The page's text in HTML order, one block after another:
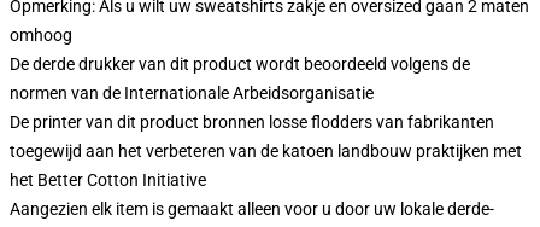
Opmerking: Als u wilt uw sweatshirts zakje en oversized gaan 2 maten
omhoog
De derde drukker van dit product wordt beoordeeld volgens de
normen van de Internationale Arbeidsorganisatie
De printer van dit product bronnen losse flodders van fabrikanten
toegewijd aan het verbeteren van de katoen landbouw praktijken met
het Better Cotton Initiative
Aangezien elk item is gemaakt alleen voor u door uw lokale derde-